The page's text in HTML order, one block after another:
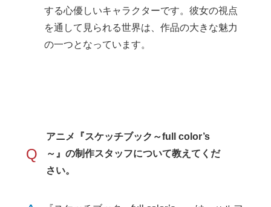
する心優しいキャラクターです。彼女の視点
を通して見られる世界は、作品の大きな魅力
の一つとなっています。
Q
アニメ『スケッチブック～full color’s
～』の制作スタッフについて教えてくだ
さい。